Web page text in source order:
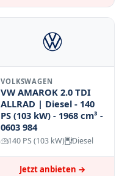
VOLKSWAGEN
VW AMAROK 2.0 TDI
ALLRAD | Diesel - 140
PS (103 kW) - 1968 cm³ -
0603 984
140 PS (103 kW) Diesel
Jetzt anbieten →